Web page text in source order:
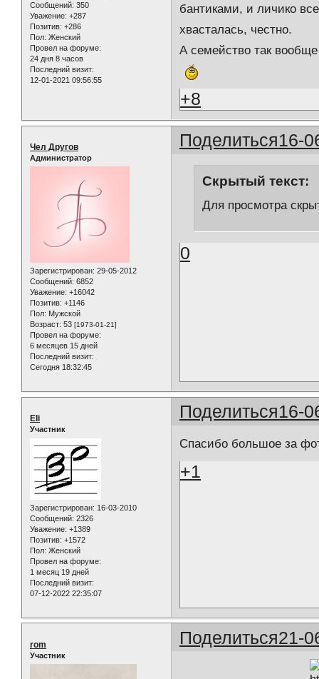
Сообщений: 350
Уважение: +287
Позитив: +286
Пол: Женский
Провел на форуме:
24 дня 8 часов
Последний визит:
12-01-2021 09:56:55
бантиками, и личико
хвасталась, честно.
А семейство так
+8
Поделиться16-
Чел Другов
Администратор
Зарегистрирован: 29-05-2012
Сообщений: 6852
Уважение: +16042
Позитив: +1146
Пол: Мужской
Возраст: 53 [1973-01-21]
Провел на форуме:
6 месяцев 15 дней
Последний визит:
Сегодня 18:32:45
Скрытый текст:
Для просмотра
0
Поделиться16-
Eli
Участник
Зарегистрирован: 16-03-2010
Сообщений: 2326
Уважение: +1389
Позитив: +1572
Пол: Женский
Провел на форуме:
1 месяц 19 дней
Последний визит:
07-12-2022 22:35:07
Спасибо большое за
+1
Поделиться21-
rom
Участник